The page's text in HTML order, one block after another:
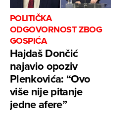
POLITIČKA
ODGOVORNOST ZBOG
GOSPIĆA
Hajdaš Dončić
najavio opoziv
Plenkovića: “Ovo
više nije pitanje
jedne afere”